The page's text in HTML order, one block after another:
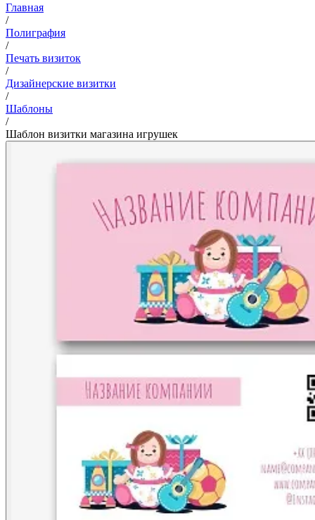
Главная
/
Полиграфия
/
Печать визиток
/
Дизайнерские визитки
/
Шаблоны
/
Шаблон визитки магазина игрушек